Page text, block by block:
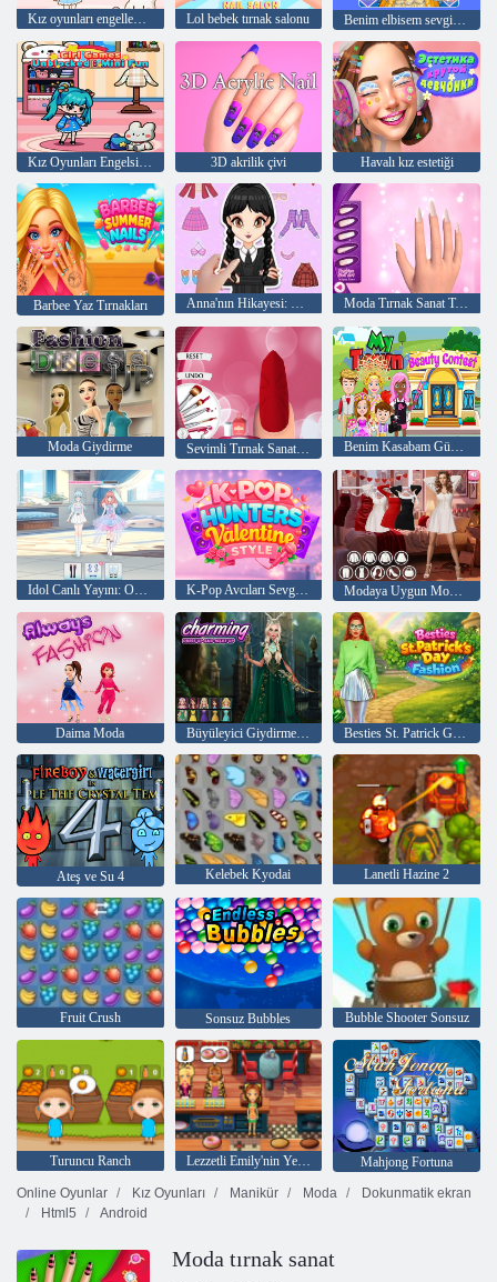
Kız oyunları engellenmemiş mini eğlence Lol bebek tırnak salonu Benim elbisem sevgilim
Kız Oyunları Engelsiz: Mini Eğlence 3D akrilik çivi Havalı kız estetiği
Barbee Yaz Tırnakları Anna'nın Hikayesi: Kendin Yap Giydirme Moda Tırnak Sanat Tasarımları Oyunu
Moda Giydirme Sevimli Tırnak Sanatı Tasarımları Oyunu 3D Benim Kasabam Güzellik Yarışması
Idol Canlı Yayını: Oyuncak Bebek Giydirme K-Pop Avcıları Sevgililer Günü Tarzı Modaya Uygun Moda: Sevgililer Günü Bölüm 3
Daima Moda Büyüleyici Giydirme ve Makyaj Besties St. Patrick Günü Modası
Ateş ve Su 4 Kelebek Kyodai Lanetli Hazine 2
Fruit Crush Sonsuz Bubbles Bubble Shooter Sonsuz
Turuncu Ranch Lezzetli Emily'nin Yeni Bir Başlangıç
Mahjong Fortuna
Online Oyunlar
Kız Oyunları Manikür Moda
Dokunmatik ekran
Html5
Android
Moda tırnak sanat